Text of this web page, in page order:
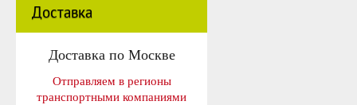
Доставка
Доставка по Москве
Отправляем в регионы
транспортными компаниями